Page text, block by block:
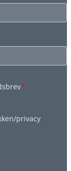
*
privacy